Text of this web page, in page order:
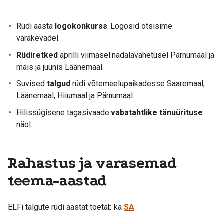
Rüdi aasta logokonkurss. Logosid otsisime
varakevadel.
Rüdiretked aprilli viimasel nädalavahetusel Pärnumaal ja
mais ja juunis Läänemaal.
Suvised talgud rüdi võtemeelupaikadesse Saaremaal,
Läänemaal, Hiiumaal ja Pärnumaal.
Hilissügisene tagasivaade vabatahtlike tänuürituse
näol.
Rahastus ja varasemad
teema-aastad
ELFi talgute rüdi aastat toetab ka SA